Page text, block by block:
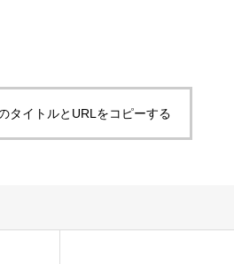
タイトルとURLをコピーする